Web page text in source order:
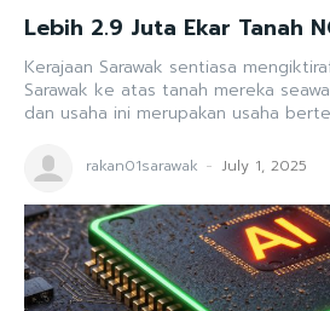
Lebih 2.9 Juta Ekar Tanah
Kerajaan Sarawak sentiasa
Sarawak ke atas tanah mereka
dan usaha ini merupakan usaha
rakan01sarawak - July 1, 2025